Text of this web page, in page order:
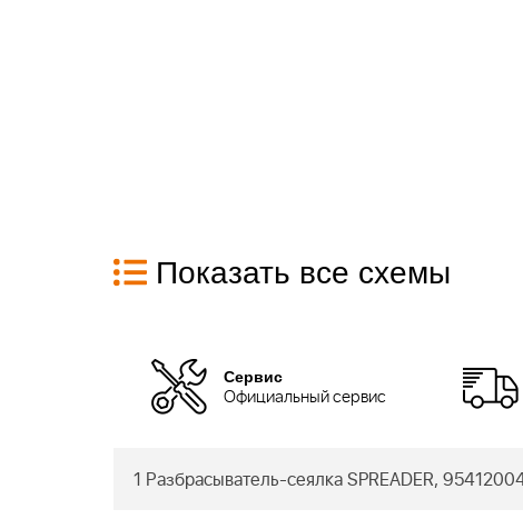
Показать все схемы
Сервис
Официальный сервис
1 Разбрасыватель-сеялка SPREADER,